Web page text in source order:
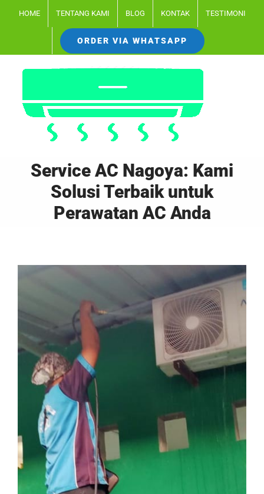
HOME TENTANG KAMI BLOG KONTAK TESTIMONI
ORDER VIA WHATSAPP
Service AC Nagoya: Kami
Solusi Terbaik untuk
Perawatan AC Anda